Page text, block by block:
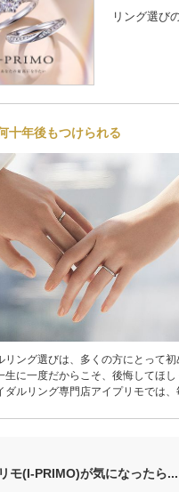
リング選び
十年後もつけられる
リング選びは、多くの方にとって初
生に一度だからこそ、後悔してほし
ダルリング専門店アイプリモでは、
びに重要となるポイントを専門知識
があることは意外と知られていませ
モ(I-PRIMO)が気になったら...